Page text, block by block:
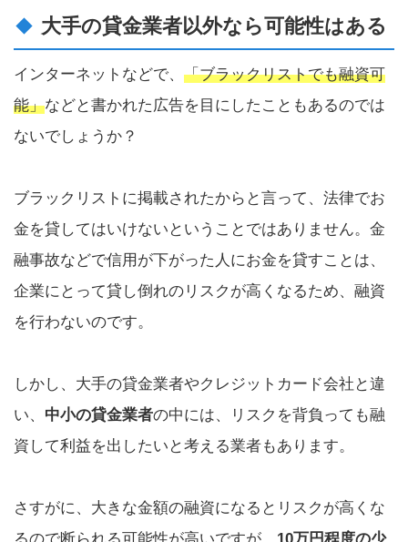
大手の貸金業者以外なら可能性はある
インターネットなどで、 「ブラックリストでも融資可
能」などと書かれた広告を目にしたこともあるのでは
ないでしょうか？
ブラックリストに掲載されたからと言って、法律でお
金を貸してはいけないということではありません。金
融事故などで信用が下がった人にお金を貸すことは、
企業にとって貸し倒れのリスクが高くなるため、融資
を行わないのです。
しかし、大手の貸金業者やクレジットカード会社と違
い、 中小の貸金業者の中には、リスクを背負っても融
資して利益を出したいと考える業者もあります。
さすがに、大きな金額の融資になるとリスクが高くな